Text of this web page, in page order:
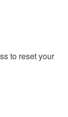
to reset your